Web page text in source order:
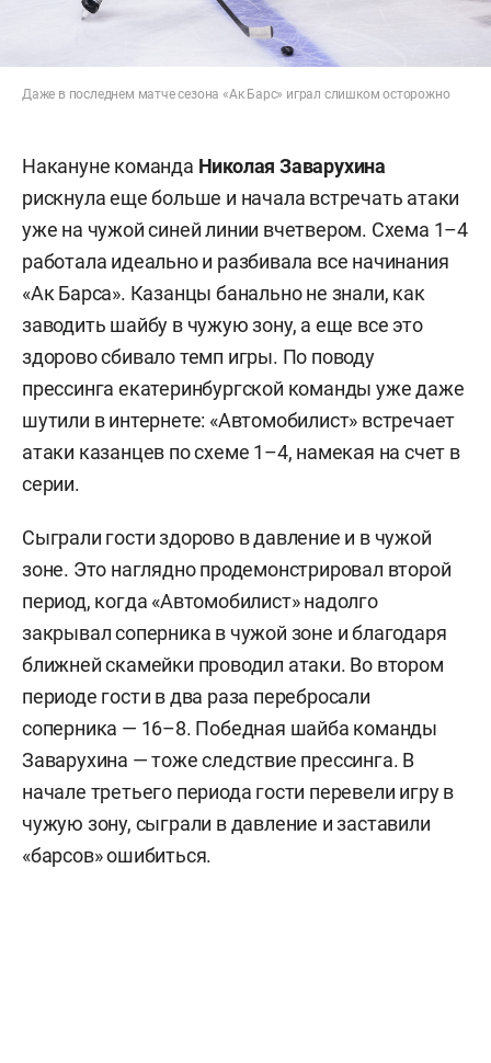
Даже в последнем матче сезона «Ак Барс» играл слишком осторожно
Накануне команда Николая Заварухина
рискнула еще больше и начала встречать атаки
уже на чужой синей линии вчетвером. Схема 1–4
работала идеально и разбивала все начинания
«Ак Барса». Казанцы банально не знали, как
заводить шайбу в чужую зону, а еще все это
здорово сбивало темп игры. По поводу
прессинга екатеринбургской команды уже даже
шутили в интернете: «Автомобилист» встречает
атаки казанцев по схеме 1–4, намекая на счет в
серии.
Сыграли гости здорово в давление и в чужой
зоне. Это наглядно продемонстрировал второй
период, когда «Автомобилист» надолго
закрывал соперника в чужой зоне и благодаря
ближней скамейки проводил атаки. Во втором
периоде гости в два раза перебросали
соперника — 16–8. Победная шайба команды
Заварухина — тоже следствие прессинга. В
начале третьего периода гости перевели игру в
чужую зону, сыграли в давление и заставили
«барсов» ошибиться.